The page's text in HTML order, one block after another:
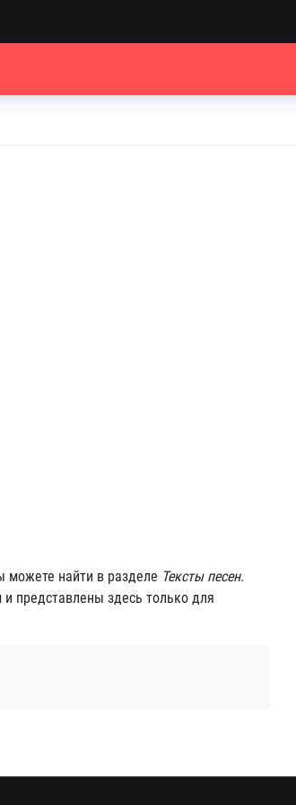
можете найти в разделе Тексты песен.
представлены здесь только для